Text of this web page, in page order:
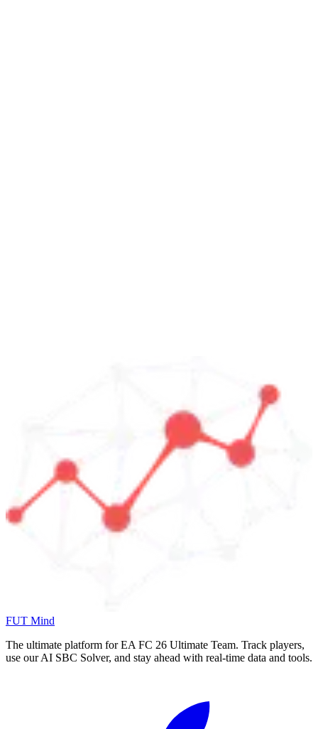
FUT Mind
The ultimate platform for EA FC 26 Ultimate Team. Track players,
use our AI SBC Solver, and stay ahead with real-time data and tools.